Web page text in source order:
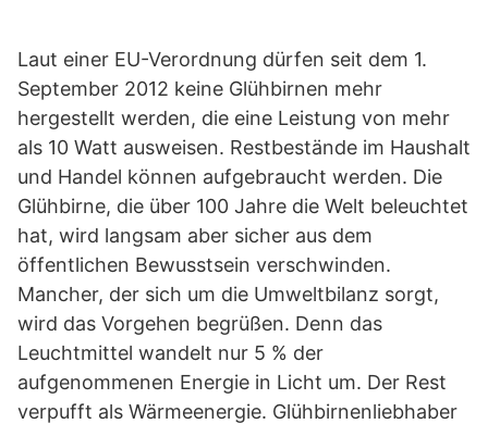
Laut einer EU-Verordnung dürfen seit dem 1.
September 2012 keine Glühbirnen mehr
hergestellt werden, die eine Leistung von mehr
als 10 Watt ausweisen. Restbestände im Haushalt
und Handel können aufgebraucht werden. Die
Glühbirne, die über 100 Jahre die Welt beleuchtet
hat, wird langsam aber sicher aus dem
öffentlichen Bewusstsein verschwinden.
Mancher, der sich um die Umweltbilanz sorgt,
wird das Vorgehen begrüßen. Denn das
Leuchtmittel wandelt nur 5 % der
aufgenommenen Energie in Licht um. Der Rest
verpufft als Wärmeenergie. Glühbirnenliebhaber